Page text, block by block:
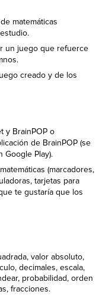
matemáticas
un juego que refuerce
creado y de los
y BrainPOP o
de BrainPOP (se
Google Play).
(marcadores,
tarjetas para
te gustaría que los
valor absoluto,
decimales, escala,
probabilidad, orden
fracciones.